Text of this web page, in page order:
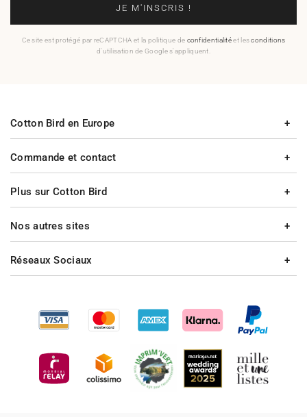
JE M'INSCRIS !
Ce site est protégé par reCAPTCHA et la politique de confidentialitéet lesconditions
d'utilisation de Google s'appliquent.
Commande et contact
Plus sur Cotton Bird
Cotton Bird en Europe
Nos autres sites
Réseaux Sociaux